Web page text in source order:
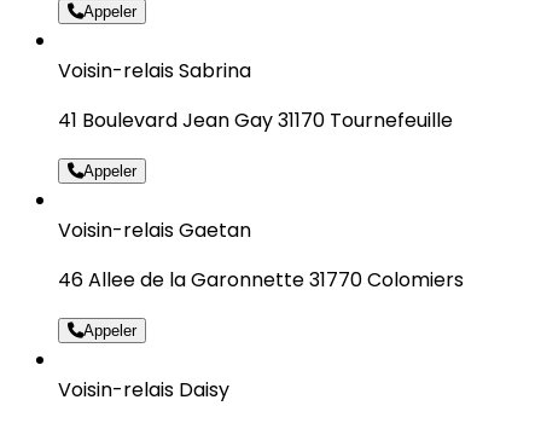
Appeler
Voisin-relais Sabrina
41 Boulevard Jean Gay 31170 Tournefeuille
Appeler
Voisin-relais Gaetan
46 Allee de la Garonnette 31770 Colomiers
Appeler
Voisin-relais Daisy